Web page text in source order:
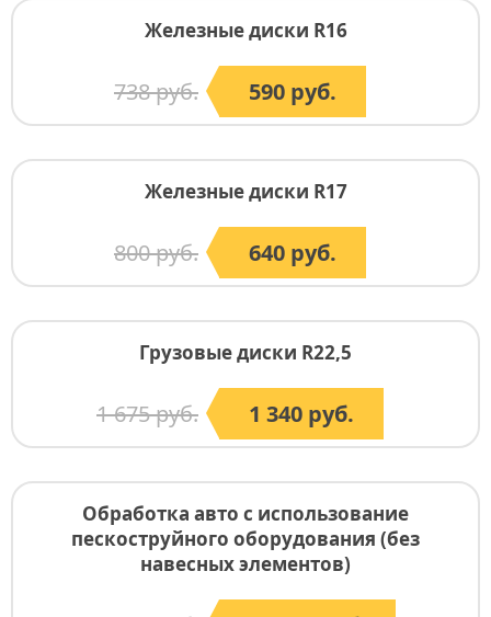
Железные диски R16
738 руб. 590 руб.
Железные диски R17
800 руб. 640 руб.
Грузовые диски R22,5
1 675 руб. 1 340 руб.
Обработка авто с использование
пескоструйного оборудования (без
навесных элементов)